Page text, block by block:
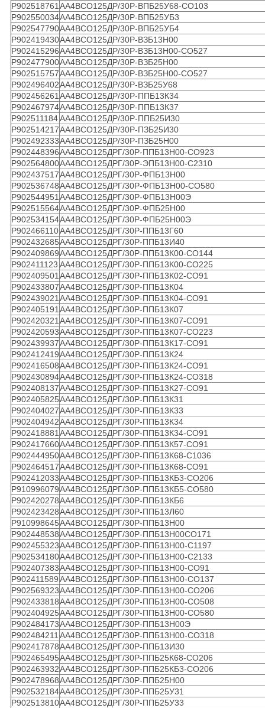
Р902518761 АА4ВСО125ДР/30Р-ВПБ25У68-СО103
Р902550034АА4ВСО125ДР/30Р-ВПБ25УБ3
Р902547790АА4ВСО125ДР/30Р-ВПБ25УБ4
Р902419430АА4ВСО125ДР/30Р-ВЗБ13Н00
Р902415296АА4ВСО125ДР/30Р-ВЗБ13Н00-СО527
Р902477900АА4ВСО125ДР/30Р-ВЗБ25Н00
Р902515757АА4ВСО125ДР/30Р-ВЗБ25Н00-СО527
Р902496402АА4ВСО125ДР/30Р-ВЗБ25У68
Р902456261 АА4ВСО125ДР/30Р-ППБ13К34
Р902467974АА4ВСО125ДР/30Р-ППБ13К37
Р902511184АА4ВСО125ДР/30Р-ППБ25И30
Р902514217АА4ВСО125ДР/30Р-ПЗБ25И30
Р902492333АА4ВСО125ДР/30Р-ПЗБ25Н00
Р902448396АА4ВСО125ДРГ/30Р-ППБ13Н00-СО923
Р902564800АА4ВСО125ДРГ/30Р-ЭПБ13Н00-С2310
Р902437517АА4ВСО125ДРГ/30Р-ФПБ13Н00
Р902536748АА4ВСО125ДРГ/30Р-ФПБ13Н00-СО580
Р902544951 АА4ВСО125ДРГ/30Р-ФПБ13Н00Э
Р902515564АА4ВСО125ДРГ/30Р-ФПБ25Н00
Р902534154АА4ВСО125ДРГ/30Р-ФПБ25Н00Э
Р902466110АА4ВСО125ДРГ/30Р-ППБ13Г60
Р902432685АА4ВСО125ДРГ/30Р-ППБ13И40
Р902409869АА4ВСО125ДРГ/30Р-ППБ13К00-СО144
Р902411123 АА4ВСО125ДРГ/30Р-ППБ13К00-СО225
Р902409501 АА4ВСО125ДРГ/30Р-ППБ13К02-СО91
Р902433807АА4ВСО125ДРГ/30Р-ППБ13К04
Р902439021 АА4ВСО125ДРГ/30Р-ППБ13К04-СО91
Р902405191 АА4ВСО125ДРГ/30Р-ППБ13К07
Р902420321 АА4ВСО125ДРГ/30Р-ППБ13К07-СО91
Р902420593АА4ВСО125ДРГ/30Р-ППБ13К07-СО223
Р902439937АА4ВСО125ДРГ/30Р-ППБ13К17-СО91
Р902412419АА4ВСО125ДРГ/30Р-ППБ13К24
Р902416508АА4ВСО125ДРГ/30Р-ППБ13К24-СО91
Р902430894АА4ВСО125ДРГ/30Р-ППБ13К24-СО318
Р902408137АА4ВСО125ДРГ/30Р-ППБ13К27-СО91
Р902405825АА4ВСО125ДРГ/30Р-ППБ13К31
Р902404027АА4ВСО125ДРГ/30Р-ППБ13К33
Р902404942АА4ВСО125ДРГ/30Р-ППБ13К34
Р902418881 АА4ВСО125ДРГ/30Р-ППБ13К34-СО91
Р902417660АА4ВСО125ДРГ/30Р-ППБ13К57-СО91
Р902444950АА4ВСО125ДРГ/30Р-ППБ13К68-С1036
Р902464517АА4ВСО125ДРГ/30Р-ППБ13К68-СО91
Р902412033АА4ВСО125ДРГ/30Р-ППБ13КБ3-СО206
Р910996079АА4ВСО125ДРГ/30Р-ППБ13КБ5-СО580
Р902420278АА4ВСО125ДРГ/30Р-ППБ13КБ6
Р902423428АА4ВСО125ДРГ/30Р-ППБ13Л60
Р910998645АА4ВСО125ДРГ/30Р-ППБ13Н00
Р902448538АА4ВСО125ДРГ/30Р-ППБ13Н00СО171
Р902455323АА4ВСО125ДРГ/30Р-ППБ13Н00-С1197
Р902534180АА4ВСО125ДРГ/30Р-ППБ13Н00-С2133
Р902407383АА4ВСО125ДРГ/30Р-ППБ13Н00-СО91
Р902411589АА4ВСО125ДРГ/30Р-ППБ13Н00-СО137
Р902569323АА4ВСО125ДРГ/30Р-ППБ13Н00-СО206
Р902433818АА4ВСО125ДРГ/30Р-ППБ13Н00-СО508
Р902404925АА4ВСО125ДРГ/30Р-ППБ13Н00-СО580
Р902484173АА4ВСО125ДРГ/30Р-ППБ13Н00Э
Р902484211 АА4ВСО125ДРГ/30Р-ППБ13Н00-СО318
Р902417878АА4ВСО125ДРГ/30Р-ППБ13И30
Р902465495АА4ВСО125ДРГ/30Р-ППБ25К68-СО206
Р902463932АА4ВСО125ДРГ/30Р-ППБ25КБ3-СО206
Р902478968АА4ВСО125ДРГ/30Р-ППБ25Н00
Р902532184АА4ВСО125ДРГ/30Р-ППБ25У31
Р902513810АА4ВСО125ДРГ/30Р-ППБ25У33